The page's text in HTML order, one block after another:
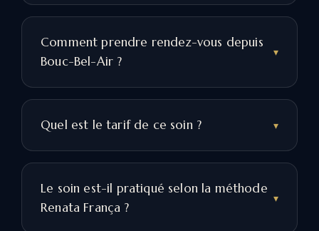
Comment prendre rendez-vous depuis
Bouc-Bel-Air ?
Quel est le tarif de ce soin ?
Le soin est-il pratiqué selon la méthode
Renata França ?